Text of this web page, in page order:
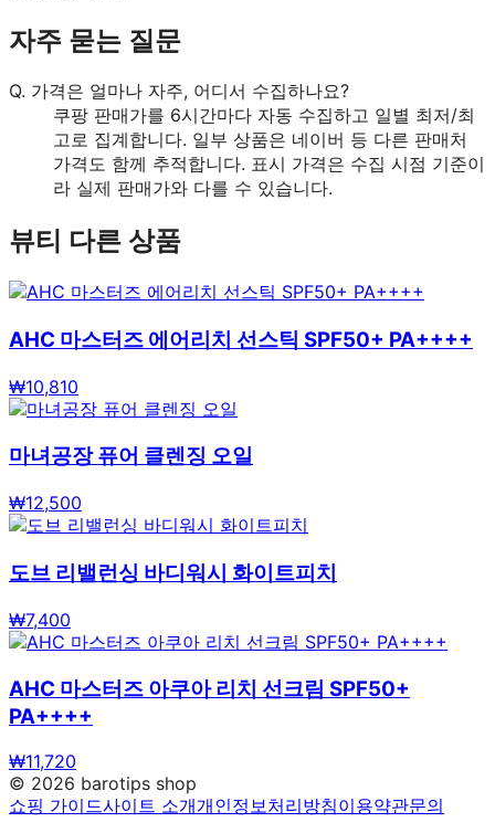
자주 묻는 질문
Q. 가격은 얼마나 자주, 어디서 수집하나요?
쿠팡 판매가를 6시간마다 자동 수집하고 일별 최저/최
고로 집계합니다. 일부 상품은 네이버 등 다른 판매처
가격도 함께 추적합니다. 표시 가격은 수집 시점 기준이
라 실제 판매가와 다를 수 있습니다.
뷰티 다른 상품
AHC 마스터즈 에어리치 선스틱 SPF50+ PA++++
₩10,810
마녀공장 퓨어 클렌징 오일
₩12,500
도브 리밸런싱 바디워시 화이트피치
₩7,400
AHC 마스터즈 아쿠아 리치 선크림 SPF50+
PA++++
₩11,720
© 2026 barotips shop
쇼핑 가이드사이트 소개개인정보처리방침이용약관문의